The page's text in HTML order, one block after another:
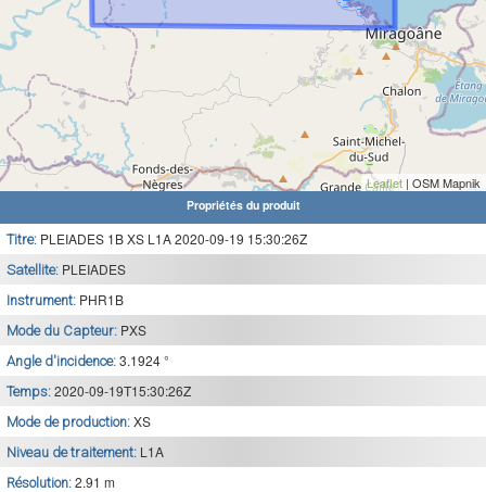
Leaflet | OSM Mapnik
Propriétés du produit
Titre: PLEIADES 1B XS L1A 2020-09-19 15:30:26Z
Satellite: PLEIADES
Instrument: PHR1B
Mode du Capteur: PXS
Angle d'incidence: 3.1924 °
Temps: 2020-09-19T15:30:26Z
Mode de production: XS
Niveau de traitement: L1A
Résolution: 2.91 m